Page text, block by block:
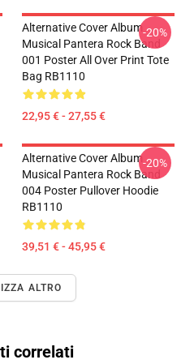
Alternative Cover Album
Musical Pantera Rock Band
001 Poster All Over Print Tote
Bag RB1110
22,95 € - 27,55 €
-20%
Alternative Cover Album
Musical Pantera Rock Band
004 Poster Pullover Hoodie
RB1110
39,51 € - 45,95 €
-20%
ALTRO
correlati